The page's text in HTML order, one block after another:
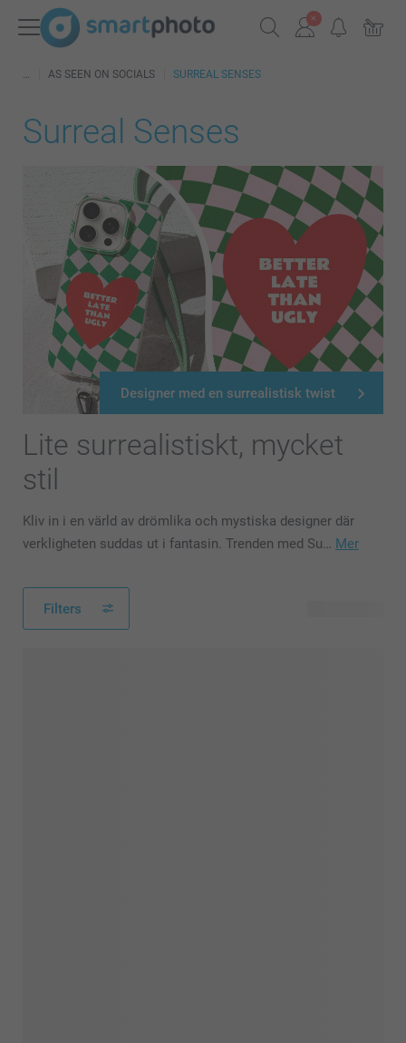
AS SEEN ON SOCIALS SURREAL SENSES
Surreal Senses
Lite surrealistiskt, mycket
stil
Kliv in i en värld av drömlika och mystiska designer där
verkligheten suddas ut i fantasin. Trenden med Su… Mer
Designer med en surrealistisk twist
Filters